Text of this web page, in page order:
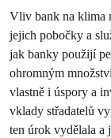
Vliv bank na klima
jejich pobočky a
jak banky použijí
ohromným
vlastně i úspory a
vklady střadatelů
ten úrok vydělala a